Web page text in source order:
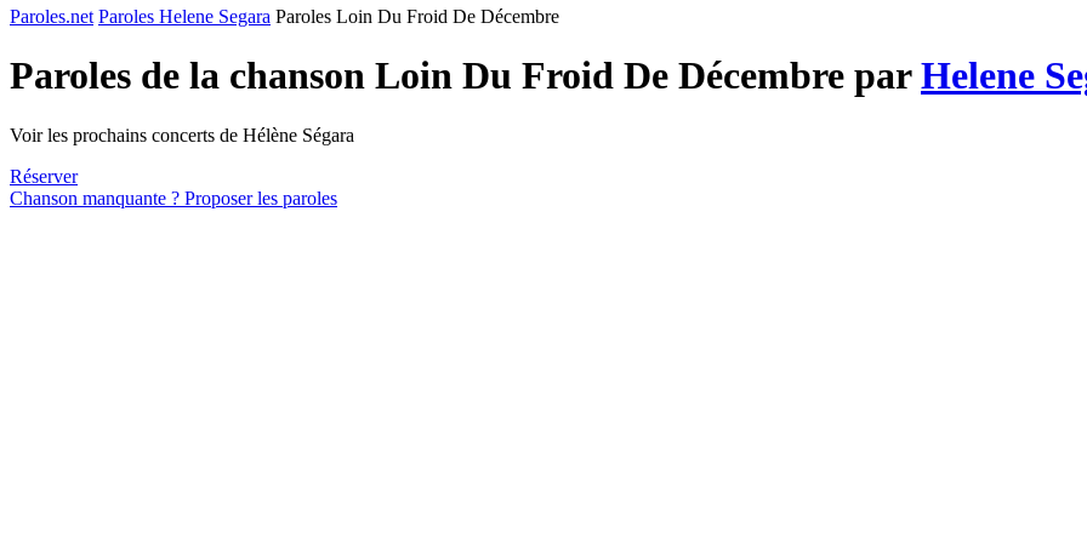
Paroles.net Paroles Helene Segara Paroles Loin Du Froid De Décembre
Paroles de la chanson Loin Du Froid De Décembre parHelene
Voir les prochains concerts de Hélène Ségara
Réserver
Chanson manquante ? Proposer les paroles